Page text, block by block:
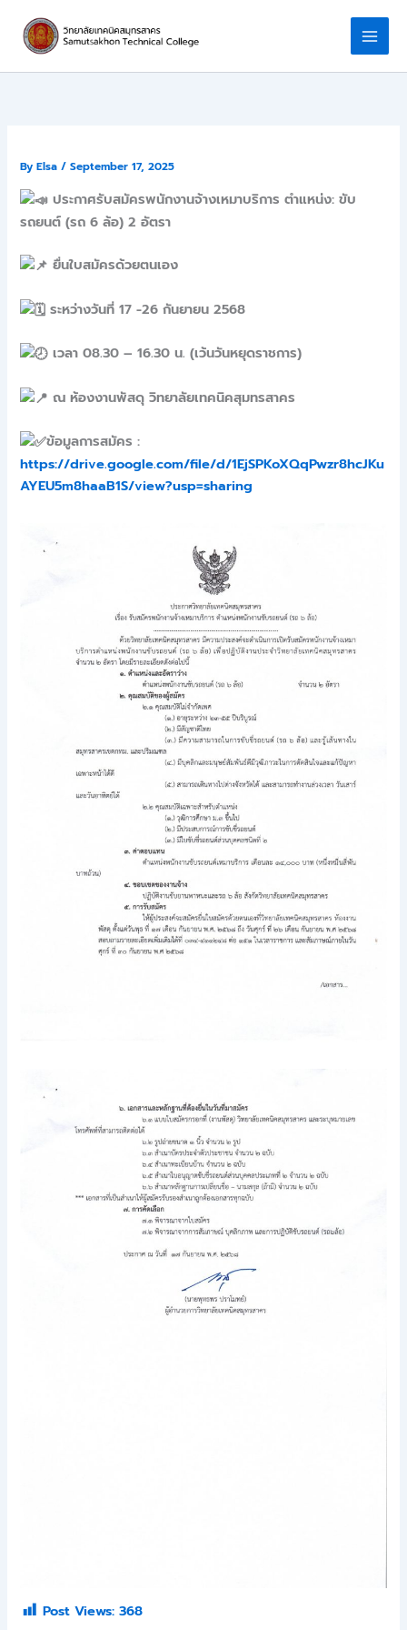
content
ByElsa/September 17, 2025
ประกาศรับสมัครพนักงานจ้างเหมาบริการ ตำแหน่ง: ขับ
รถยนต์ (รถ 6 ล้อ) 2 อัตรา
ยื่นใบสมัครด้วยตนเอง
ระหว่างวันที่ 17 -26 กันยายน 2568
เวลา 08.30 – 16.30 น. (เว้นวันหยุดราชการ)
ณ ห้องงานพัสดุ วิทยาลัยเทคนิคสุมทรสาคร
ข้อมูลการสมัคร :
https://drive.google.com/file/d/1EjSPKoXQqPwzr8hcJKu
AYEU5m8haaB1S/view?usp=sharing
Post Views: 368